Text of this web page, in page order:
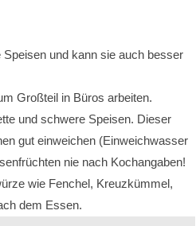
und kann sie auch besser
Großteil in Büros arbeiten.
und schwere Speisen. Dieser
gut einweichen (Einweichwasser
nie nach Kochangaben!
wie Fenchel, Kreuzkümmel,
dem Essen.